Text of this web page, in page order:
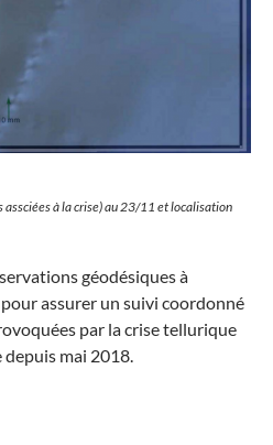
à la crise) au 23/11 et localisation
géodésiques à
assurer un suivi coordonné
par la crise tellurique
depuis mai 2018.